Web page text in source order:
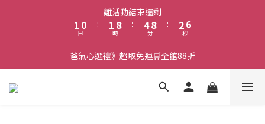
離活動結束還剩
1
0
0
日
:
2
1
0
9
8
7
6
5
時
:
5
4
3
2
1
9
8
7
6
5
分
:
2
1
0
5
4
3
2
0
秒
爸氣心選禮》超取免運🛒全館88折